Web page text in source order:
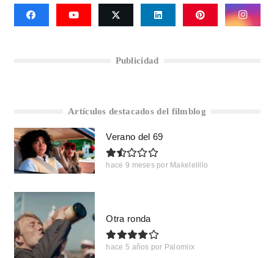
Publicidad
Artículos destacados del filmblog
Verano del 69
hace 9 meses por Makelelillo
Otra ronda
hace 5 años por Palomiix